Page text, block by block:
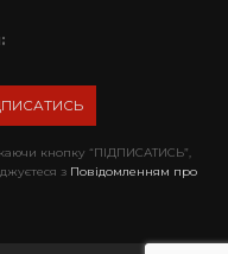
кнопку “ПІДПИСАТИСЬ”,
з Повідомленням про